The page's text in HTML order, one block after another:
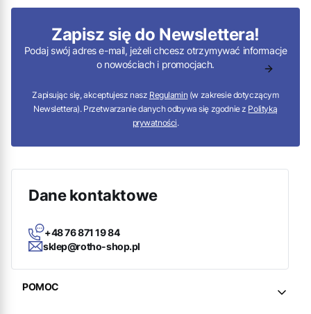
Zapisz się do Newslettera!
Podaj swój adres e-mail, jeżeli chcesz otrzymywać informacje
o nowościach i promocjach.
Zapisując się, akceptujesz nasz Regulamin (w zakresie dotyczącym
Newslettera). Przetwarzanie danych odbywa się zgodnie z Polityką
prywatności.
Dane kontaktowe
+48 76 871 19 84
sklep@rotho-shop.pl
Linki w stopce
POMOC